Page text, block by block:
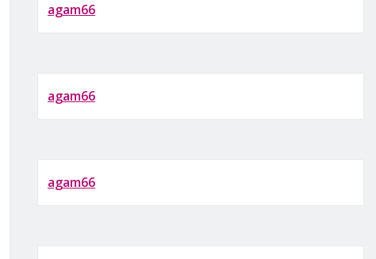
agam66
agam66
agam66